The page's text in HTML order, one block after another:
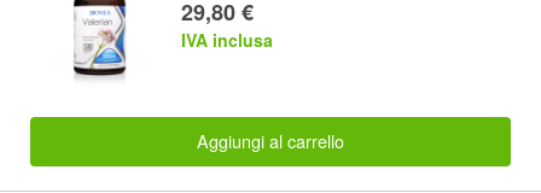
29,80 €
IVA inclusa
Aggiungi al carrello